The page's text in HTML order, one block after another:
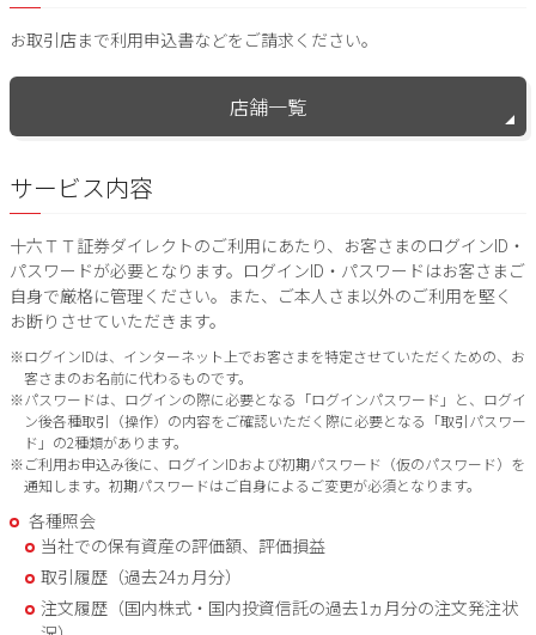
お取引店まで利用申込書などをご請求ください。
店舗一覧
サービス内容
十六ＴＴ証券ダイレクトのご利用にあたり、お客さまのログインID・
パスワードが必要となります。ログインID・パスワードはお客さまご
自身で厳格に管理ください。また、ご本人さま以外のご利用を堅く
お断りさせていただきます。
※ログインIDは、インターネット上でお客さまを特定させていただくための、お
客さまのお名前に代わるものです。
※パスワードは、ログインの際に必要となる「ログインパスワード」と、ログイ
ン後各種取引（操作）の内容をご確認いただく際に必要となる「取引パスワー
ド」の2種類があります。
※ご利用お申込み後に、ログインIDおよび初期パスワード（仮のパスワード）を
通知します。初期パスワードはご自身によるご変更が必須となります。
各種照会
当社での保有資産の評価額、評価損益
取引履歴（過去24ヵ月分）
注文履歴（国内株式・国内投資信託の過去1ヵ月分の注文発注状